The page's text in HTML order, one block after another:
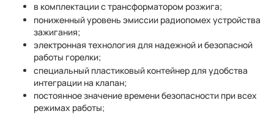
в комплектации с трансформатором розжига;
пониженный уровень эмиссии радиопомех устройства
зажигания;
электронная технология для надежной и безопасной
работы горелки;
специальный пластиковый контейнер для удобства
интеграции на клапан;
постоянное значение времени безопасности при всех
режимах работы;